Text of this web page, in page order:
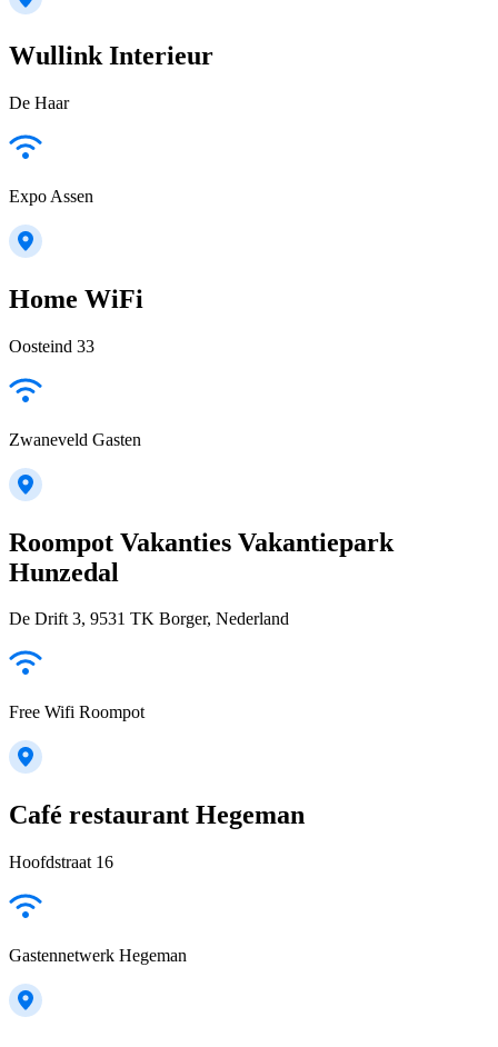
Wullink Interieur
De Haar
Expo Assen
Home WiFi
Oosteind 33
Zwaneveld Gasten
Roompot Vakanties Vakantiepark
Hunzedal
De Drift 3, 9531 TK Borger, Nederland
Free Wifi Roompot
Café restaurant Hegeman
Hoofdstraat 16
Gastennetwerk Hegeman